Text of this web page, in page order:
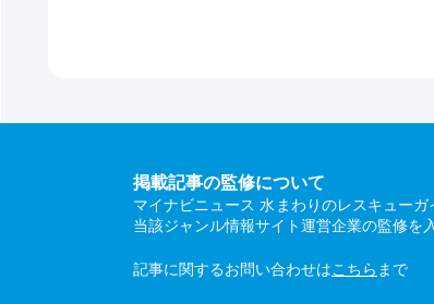
掲載記事の監修について
マイナビニュース 水まわりのレスキュー
当該ジャンル情報サイト運営企業の監修を
記事に関するお問い合わせはこちら まで